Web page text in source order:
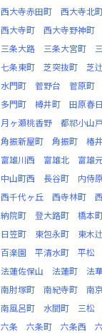
西大寺赤田町
西大寺北
西大寺町
西大寺野神町
三条大路
三条大宮町
七条東町
芝突抜町 芝
水門町
菅野台 菅原町
多門町
樽井町 田原春
月ヶ瀬桃香野
都祁小山
角振新屋町
角振町 椿
富雄川西
富雄北 富雄
中山町西
長谷町 内侍
西千代ヶ丘
西寺林町
納院町
登大路町 橋本
日笠町
東包永町 東木
百楽園
平清水町 平松
法蓮佐保山
法蓮町 法
南肘塚町
南紀寺町 南
南風呂町
水間町 三松
六条
六条町 六条西